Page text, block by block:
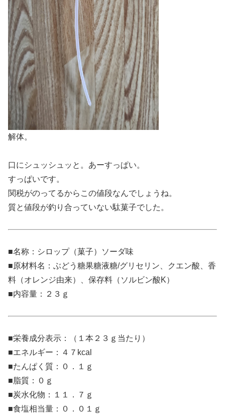
解体。
口にシュッシュッと。あーすっぱい。
すっぱいです。
関税がのってるからこの値段なんでしょうね。
質と値段が釣り合っていない駄菓子でした。
■名称：シロップ（菓子）ソーダ味
■原材料名：ぶどう糖果糖液糖/グリセリン、クエン酸、香
料（オレンジ由来）、保存料（ソルビン酸K）
■内容量：２３ｇ
■栄養成分表示：（１本２３ｇ当たり）
■エネルギー：４７kcal
■たんぱく質：０．１ｇ
■脂質：０ｇ
■炭水化物：１１．７ｇ
■食塩相当量：０．０１ｇ